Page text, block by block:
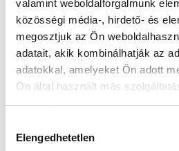
valamint weboldalforgalmunk
közösségi média-, hirdető- és
megosztjuk az Ön
adatait, akik kombinálhatják az
adatokkal, amelyeket Ön adott
Ön által használt más
weboldalon való böngészés
kiválasztása
Elengedhetetlen
Elfogadom az